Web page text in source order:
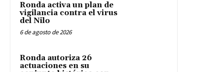
Ronda activa un plan de
vigilancia contra el virus
del Nilo
6 de agosto de 2026
Ronda autoriza 26
actuaciones en su